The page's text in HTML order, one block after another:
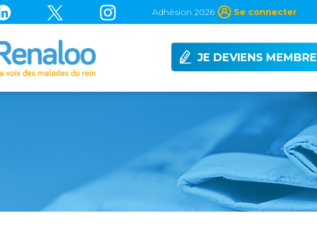
Adhésion 2026 Se connecter
JE DEVIENS MEMBRE